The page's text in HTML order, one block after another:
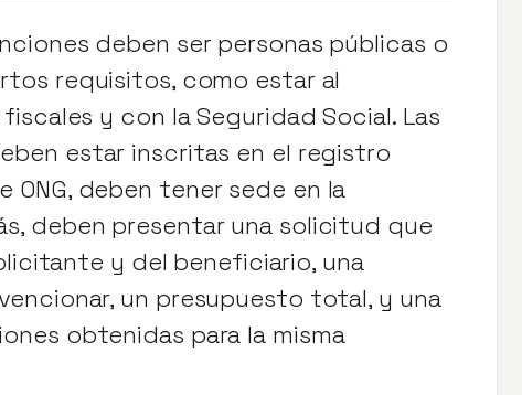
deben ser personas públicas o
requisitos, como estar al
y con la Seguridad Social. Las
estar inscritas en el registro
deben tener sede en la
deben presentar una solicitud que
y del beneficiario, una
un presupuesto total, y una
obtenidas para la misma